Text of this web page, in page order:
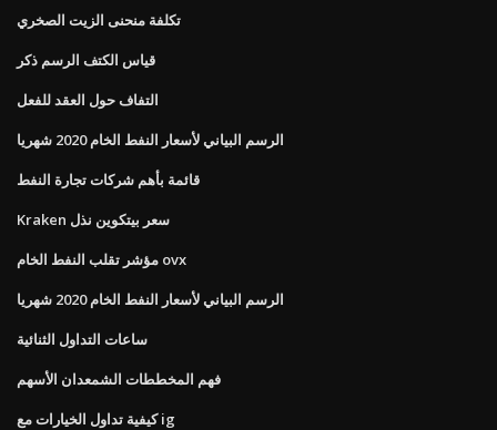
تكلفة منحنى الزيت الصخري
قياس الكتف الرسم ذكر
التفاف حول العقد للفعل
الرسم البياني لأسعار النفط الخام 2020 شهريا
قائمة بأهم شركات تجارة النفط
Kraken سعر بيتكوين نذل
مؤشر تقلب النفط الخام ovx
الرسم البياني لأسعار النفط الخام 2020 شهريا
ساعات التداول الثنائية
فهم المخططات الشمعدان الأسهم
كيفية تداول الخيارات مع ig